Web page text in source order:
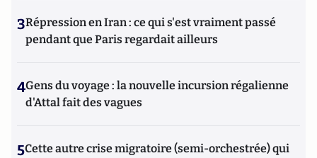
3Répression en Iran : ce qui s'est vraiment passé
pendant que Paris regardait ailleurs
4Gens du voyage : la nouvelle incursion régalienne
d'Attal fait des vagues
5Cette autre crise migratoire (semi-orchestrée) qui